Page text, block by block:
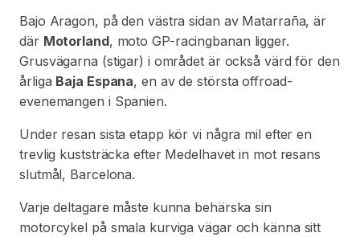
Bajo Aragon, på den västra sidan av Matarraña, är
där Motorland, moto GP-racingbanan ligger.
Grusvägarna (stigar) i området är också värd för den
årliga Baja Espana, en av de största offroad-
evenemangen i Spanien.
Under resan sista etapp kör vi några mil efter en
trevlig kuststräcka efter Medelhavet in mot resans
slutmål, Barcelona.
Varje deltagare måste kunna behärska sin
motorcykel på smala kurviga vägar och känna sitt